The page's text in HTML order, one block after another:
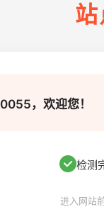
0055，欢迎您！
检测
进入网站